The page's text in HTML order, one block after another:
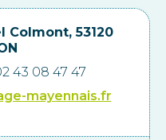
Colmont, 53120
43 08 47 47
mayennais.fr